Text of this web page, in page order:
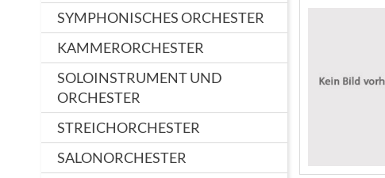
SYMPHONISCHES ORCHESTER
KAMMERORCHESTER
SOLOINSTRUMENT UND
ORCHESTER
STREICHORCHESTER
SALONORCHESTER